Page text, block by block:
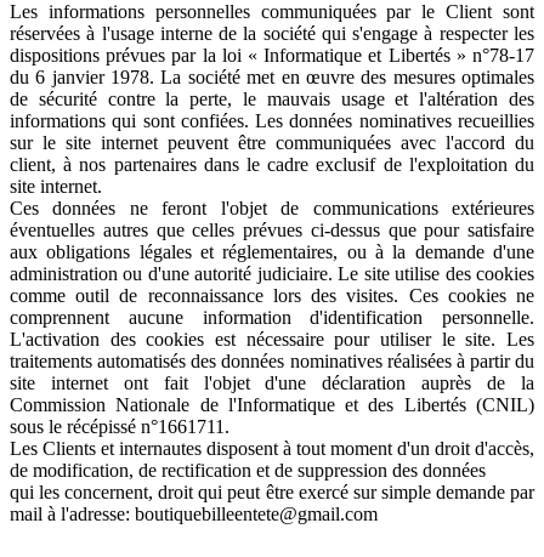
Les informations personnelles communiquées par le Client sont
réservées à l'usage interne de la société qui s'engage à respecter les
dispositions prévues par la loi « Informatique et Libertés » n°78-17
du 6 janvier 1978. La société met en œuvre des mesures optimales
de sécurité contre la perte, le mauvais usage et l'altération des
informations qui sont confiées. Les données nominatives recueillies
sur le site internet peuvent être communiquées avec l'accord du
client, à nos partenaires dans le cadre exclusif de l'exploitation du
site internet.
Ces données ne feront l'objet de communications extérieures
éventuelles autres que celles prévues ci-dessus que pour satisfaire
aux obligations légales et réglementaires, ou à la demande d'une
administration ou d'une autorité judiciaire. Le site utilise des cookies
comme outil de reconnaissance lors des visites. Ces cookies ne
comprennent aucune information d'identification personnelle.
L'activation des cookies est nécessaire pour utiliser le site. Les
traitements automatisés des données nominatives réalisées à partir du
site internet ont fait l'objet d'une déclaration auprès de la
Commission Nationale de l'Informatique et des Libertés (CNIL)
sous le récépissé n°1661711.
Les Clients et internautes disposent à tout moment d'un droit d'accès,
de modification, de rectification et de suppression des données
qui les concernent, droit qui peut être exercé sur simple demande par
mail à l'adresse: boutiquebilleentete@gmail.com